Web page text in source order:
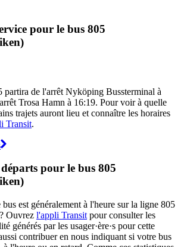
pour le bus 805
partira de l'arrêt Nyköping Bussterminal à
Trosa Hamn à 16:19. Pour voir à quelle
trajets auront lieu et connaître les horaires
Transit.
pour le bus 805
est généralement à l'heure sur la ligne 805
Ouvrez l'appli Transit pour consulter les
générés par les usager·ère·s pour cette
contribuer en nous indiquant si votre bus